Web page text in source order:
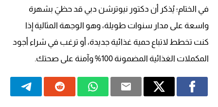
في الختام؛ يُذكر أن دكتور نيوترشن دبي قد حظيَ بشهرة
واسعة على مدار سنوات طويلة، وهو الوجهة المثالية إذا
كنت تخطط لاتباع حمية غذائية جديدة، أو ترغب في شراء أجود
المكملات الغذائية المضمونة 100% وآمنة على صحتك.